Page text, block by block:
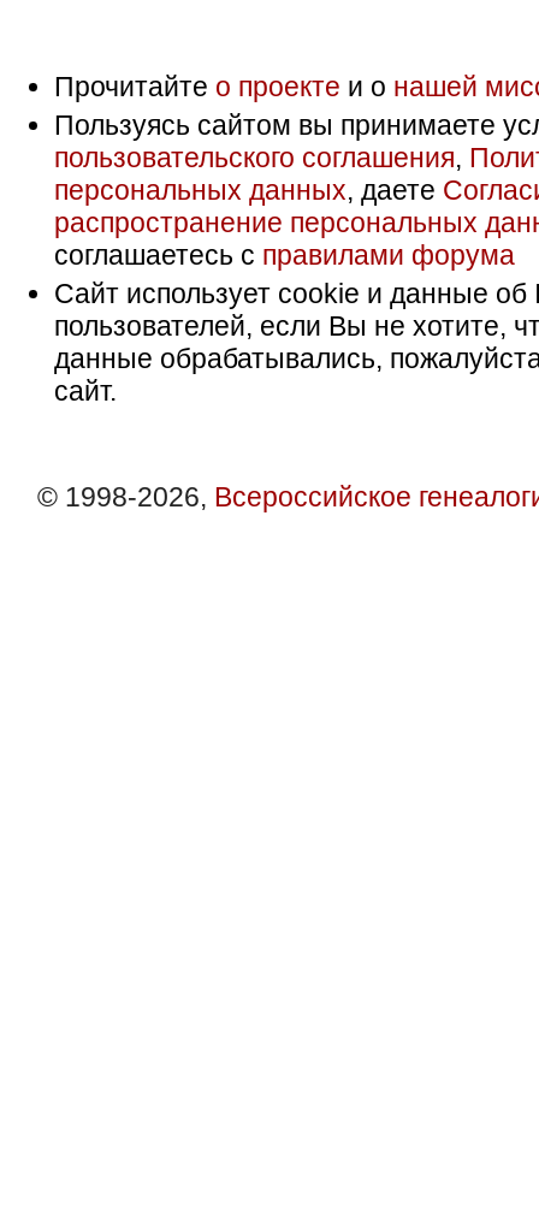
Прочитайте о проекте и о нашей
Пользуясь сайтом вы принимаете
пользовательского соглашения,
персональных данных, даете
распространение персональных
соглашаетесь с правилами форума
Сайт использует cookie и данные об
пользователей, если Вы не хотите,
данные обрабатывались,
сайт.
© 1998-2026, Всероссийское